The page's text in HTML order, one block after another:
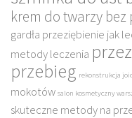
krem do twarzy
gardła przeziębienie jak
metody leczenia
przebieg rekonstrukcja
mokotów salon kosmetyczny
skuteczne metody na